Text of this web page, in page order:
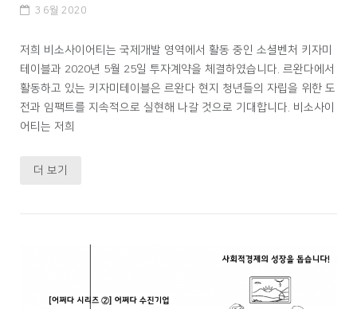
3 6월 2020
저희 비소사이어티는 국제개발 영역에서 활동 중인 소셜벤처 키자미
테이블과 2020년 5월 25일 투자계약을 체결하였습니다. 르완다에서
활동하고 있는 키자미테이블은 르완다 현지 청년들의 자립을 위한 도
전과 임팩트를 지속적으로 실현해 나갈 것으로 기대합니다. 비소사이
어티는 저희
더 보기